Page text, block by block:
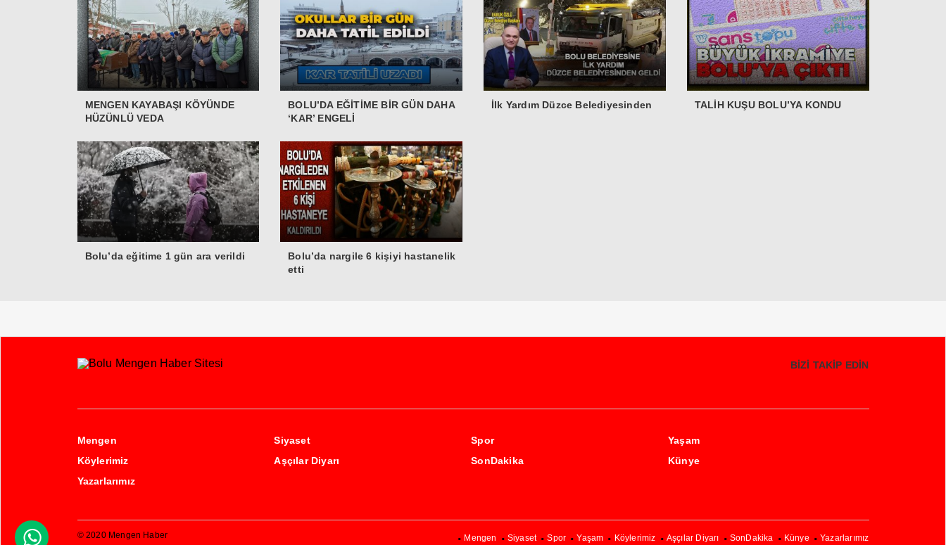
MENGEN KAYABAŞI KÖYÜNDE
HÜZÜNLÜ VEDA
BOLU’DA EĞİTİME BİR GÜN DAHA
‘KAR’ ENGELİ
İlk Yardım Düzce Belediyesinden TALİH KUŞU BOLU’YA KONDU
Bolu’da eğitime 1 gün ara verildi
Bolu’da nargile 6 kişiyi hastanelik
etti
BİZİ TAKİP EDİN
Mengen Siyaset Spor
Yaşam
Köylerimiz
Aşçılar Diyarı SonDakika
Künye
Yazarlarımız
© 2020 Mengen Haber Mengen Siyaset Spor Yaşam Köylerimiz Aşçılar Diyarı SonDakika Künye Yazarlarımız
